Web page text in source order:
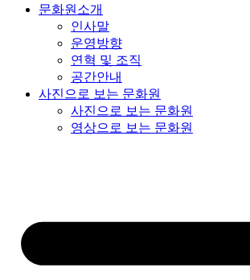
문화원소개
인사말
운영방향
연혁 및 조직
공간안내
사진으로 보는 문화원
사진으로 보는 문화원
영상으로 보는 문화원